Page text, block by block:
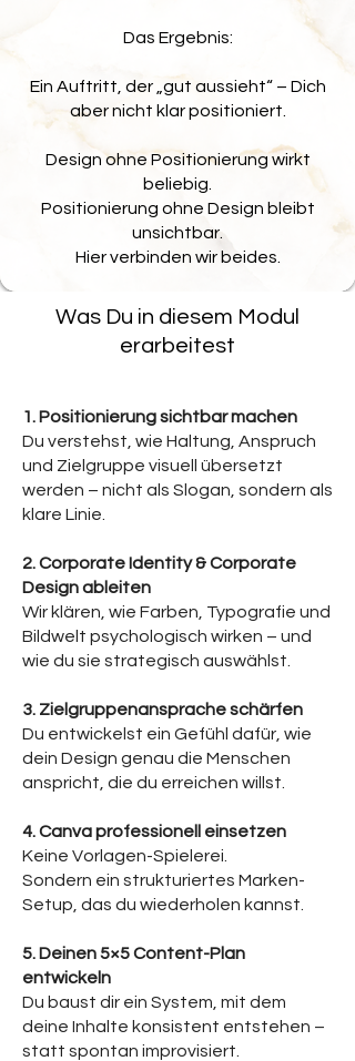
Das Ergebnis:
Ein Auftritt, der „gut aussieht“ – Dich
aber nicht klar positioniert.
Design ohne Positionierung wirkt
beliebig.
Positionierung ohne Design bleibt
unsichtbar.
Hier verbinden wir beides.
Was Du in diesem Modul
erarbeitest
1. Positionierung sichtbar machen
Du verstehst, wie Haltung, Anspruch
und Zielgruppe visuell übersetzt
werden – nicht als Slogan, sondern als
klare Linie.
2. Corporate Identity & Corporate
Design ableiten
Wir klären, wie Farben, Typografie und
Bildwelt psychologisch wirken – und
wie du sie strategisch auswählst.
3. Zielgruppenansprache schärfen
Du entwickelst ein Gefühl dafür, wie
dein Design genau die Menschen
anspricht, die du erreichen willst.
4. Canva professionell einsetzen
Keine Vorlagen-Spielerei.
Sondern ein strukturiertes Marken-
Setup, das du wiederholen kannst.
5. Deinen 5×5 Content-Plan
entwickeln
Du baust dir ein System, mit dem
deine Inhalte konsistent entstehen –
statt spontan improvisiert.